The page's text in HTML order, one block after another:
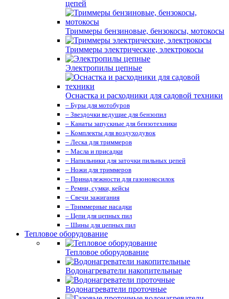
цепей
Триммеры бензиновые, бензокосы, мотокосы
Триммеры электрические, электрокосы
Электропилы цепные
Оснастка и расходники для садовой техники
– Буры для мотобуров
– Звездочки ведущие для бензопил
– Канаты запускные для бензотехники
– Комплекты для воздуходувок
– Леска для триммеров
– Масла и присадки
– Напильники для заточки пильных цепей
– Ножи для триммеров
– Принадлежности для газонокосилок
– Ремни, сумки, кейсы
– Свечи зажигания
– Триммерные насадки
– Цепи для цепных пил
– Шины для цепных пил
Тепловое оборудование
Тепловое оборудование
Водонагреватели накопительные
Водонагреватели проточные